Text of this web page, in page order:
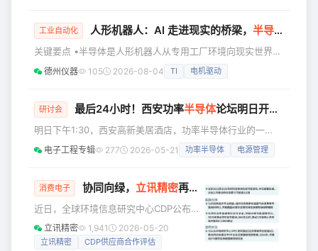
核心引擎，更是公司实现从“跟跑”向“并
跑”
帮助你扩展技能。 我们的故事 我们投身其中，推动低碳化与
好生活，开发造福人们日常生活的技术。我们的半导体解决方
案在数百万的产品中，推
工业自动化 人形机器人：AI 走进现实的桥梁， 半导体
关键要点 •半导体是人形机器人从专用工厂环境向现实世界部
署的核心推力。 •多模态感知融合：摄像头、毫米波雷达、触
器人设计可实现 50 + 自由度，需要在传感、计算、通信及电
性。 •场景想象：没人愿意手动叠衣服，但如果机器人能够代
劳呢？ 机
德州仪器 105 2026-08-04 TI 电机驱动
研讨会 最后24小时！西安功率半导体论坛明日开讲，6位大咖+到场有礼
明日下午1:30，西安高新美居酒店，功率半导体行业的一
场"现场实验"即将启动。 不是线上直播的隔屏观望，不
案的问题： 氮化镓从消费电子杀向车载，意法半导体如何定
方案到底省了多少BOM成本？ 威兆半导体的器件与系
电子工程专辑 277 2026-05-21 功率半导体 电源管理
消费电子 协同向绿， 立讯精密再获CDP供应商合作评估最高等级
近日，全球环境信息研究中心CDP公布
2025年度供应商合作评估领导者榜单，
立讯精密蝉联供应商合作评估最高A级评
立讯精密 1,941 2026-05-20
立讯精密 CDP供应商合作评估